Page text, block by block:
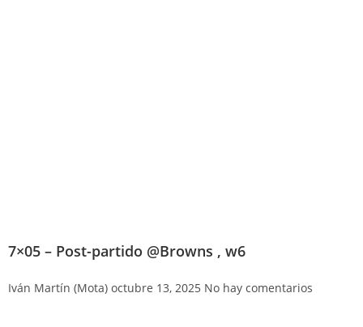
7×05 – Post-partido @Browns , w6
Iván Martín (Mota) octubre 13, 2025 No hay comentarios